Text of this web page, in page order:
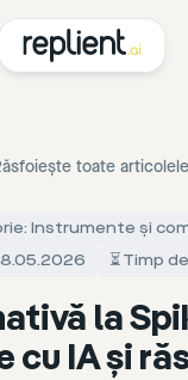
toate articolele
Instrumente și
⏳ Timp
la
cu IA și